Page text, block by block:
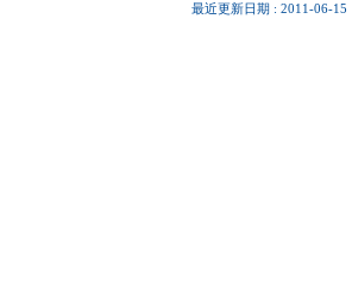
最近更新日期 : 2011-06-15